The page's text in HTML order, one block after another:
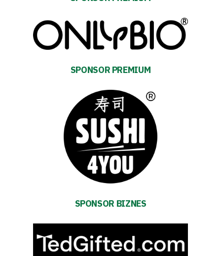
Warta
Regulations
Development
SPONSOR PREMIUM
SPONSOR BIZNES